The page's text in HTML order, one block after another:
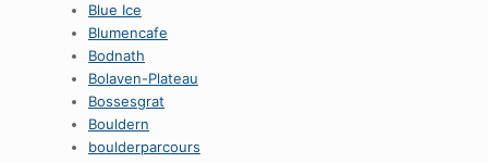
Blue Ice
Blumencafe
Bodnath
Bolaven-Plateau
Bossesgrat
Bouldern
boulderparcours